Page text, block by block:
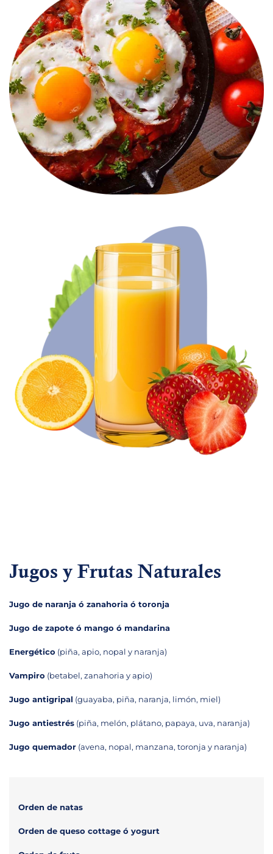
Jugos y Frutas Naturales
Jugo de naranja ó zanahoria ó toronja
Jugo de zapote ó mango ó mandarina
Energético (piña, apio, nopal y naranja)
Vampiro (betabel, zanahoria y apio)
Jugo antigripal (guayaba, piña, naranja, limón, miel)
Jugo antiestrés (piña, melón, plátano, papaya, uva, naranja)
Jugo quemador (avena, nopal, manzana, toronja y naranja)
Orden de natas
Orden de queso cottage ó yogurt